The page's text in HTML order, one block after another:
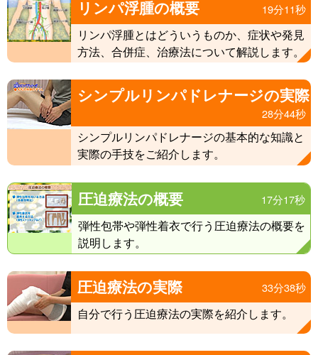
リンパ浮腫の概要 19分11秒
リンパ浮腫とはどういうものか、症状や発見
方法、合併症、治療法について解説します。
シンプルリンパドレナージの実際
28分44秒
シンプルリンパドレナージの基本的な知識と
実際の手技をご紹介します。
圧迫療法の概要 17分17秒
弾性包帯や弾性着衣で行う圧迫療法の概要を
説明します。
圧迫療法の実際 33分38秒
自分で行う圧迫療法の実際を紹介します。